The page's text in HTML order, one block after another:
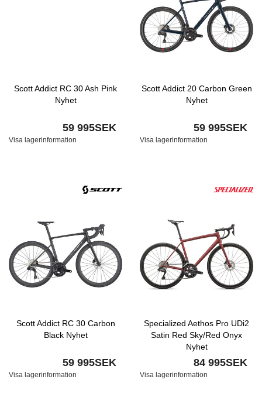
Scott Addict RC 30 Ash Pink
Nyhet
59 995SEK
Visa lagerinformation
Scott Addict 20 Carbon Green
Nyhet
59 995SEK
Visa lagerinformation
Scott Addict RC 30 Carbon
Black Nyhet
59 995SEK
Visa lagerinformation
Specialized Aethos Pro UDi2
Satin Red Sky/Red Onyx
Nyhet
84 995SEK
Visa lagerinformation